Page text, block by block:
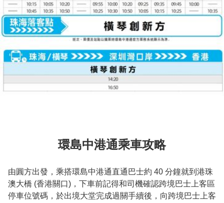
環島中港通乘車攻略
由圓方出發，乘搭環島中港通直通巴士約 40 分鐘就到港珠
澳大橋 (香港關口)，下車前記得和司機確認跨境巴士上客區
停車位號碼，於出境大堂完成過關手續後，向跨境巴士上客